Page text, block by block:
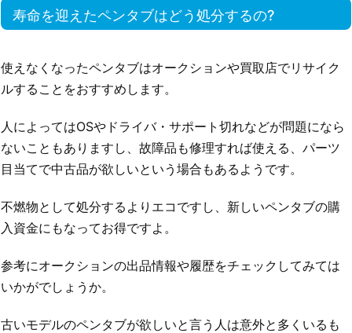
寿命を迎えたペンタブはどう処分するの?
使えなくなったペンタブはオークションや買取店でリサイク
ルすることをおすすめします。
人によってはOSやドライバ・サポート切れなどが問題になら
ないこともありますし、故障品も修理すれば使える、パーツ
目当てで中古品が欲しいという場合もあるようです。
不燃物として処分するよりエコですし、新しいペンタブの購
入資金にもなってお得ですよ。
参考にオークションの出品情報や履歴をチェックしてみては
いかがでしょうか。
古いモデルのペンタブが欲しいと言う人は意外と多くいるも